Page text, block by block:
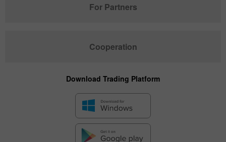
For Partners
Cooperation
Download Trading Platform